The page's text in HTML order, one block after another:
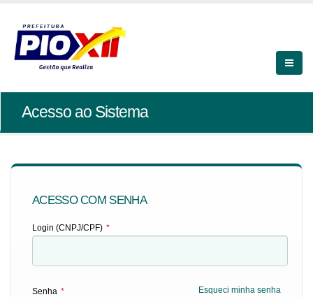
Acesso ao Sistema
ACESSO COM SENHA
Login (CNPJ/CPF) *
Esqueci minha senha
Senha *